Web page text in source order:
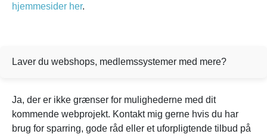
hjemmesider her.
Laver du webshops, medlemssystemer med mere?
Ja, der er ikke grænser for mulighederne med dit
kommende webprojekt. Kontakt mig gerne hvis du har
brug for sparring, gode råd eller et uforpligtende tilbud på